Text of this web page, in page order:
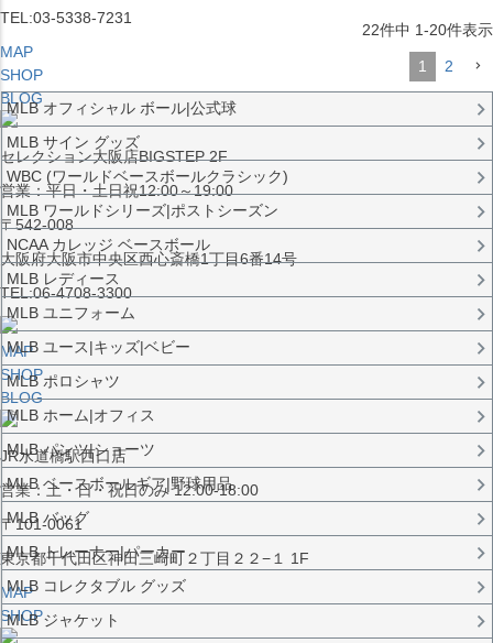
TEL:03-5338-7231
MAP
SHOP
BLOG
セレクション大阪店BIGSTEP 2F
営業：平日・土日祝12:00～19:00
〒542-008
大阪府大阪市中央区西心斎橋1丁目6番14号
TEL:06-4708-3300
MAP
SHOP
BLOG
JR水道橋駅西口店
営業：土・日・祝日のみ 12:00-18:00
〒101-0061
東京都千代田区神田三崎町２丁目２２−１ 1F
MAP
SHOP
22件中 1-20件表示
1 2
MLB オフィシャル ボール|公式球
MLB サイン グッズ
WBC (ワールドベースボールクラシック)
MLB ワールドシリーズ|ポストシーズン
NCAA カレッジ ベースボール
MLB レディース
MLB ユニフォーム
MLB ユース|キッズ|ベビー
MLB ポロシャツ
MLB ホーム|オフィス
MLB パンツ|ショーツ
MLB ベースボールギア|野球用品
MLB バッグ
MLB トレーナー|パーカー
MLB コレクタブル グッズ
MLB ジャケット